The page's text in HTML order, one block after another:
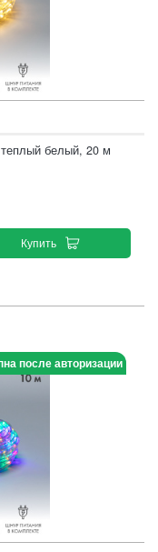
белый, 20 м
Купить
после авторизации